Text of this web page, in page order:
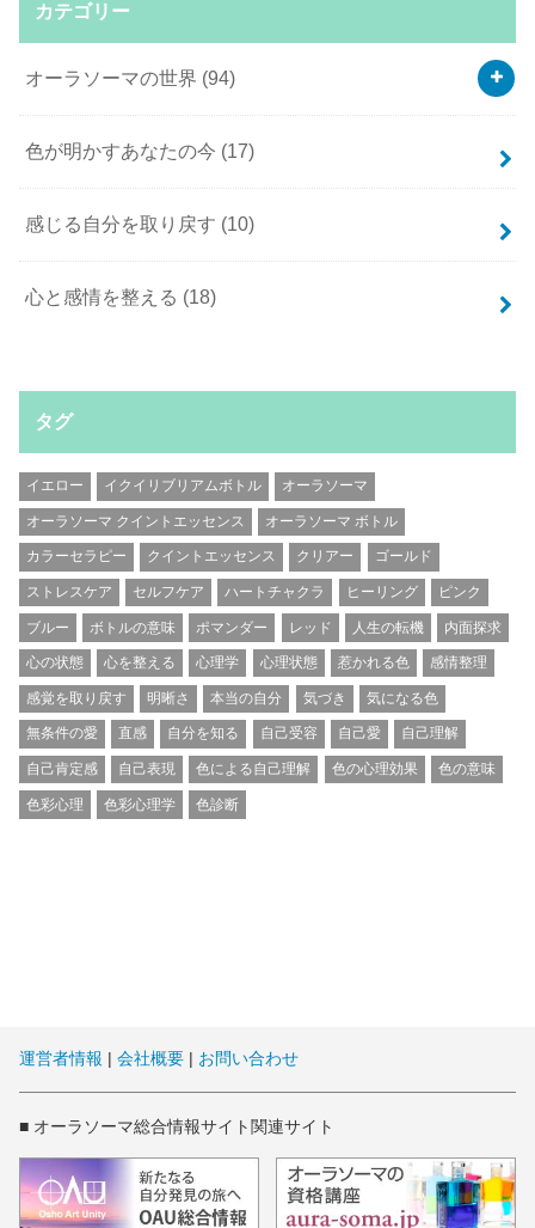
カテゴリー
オーラソーマの世界 (94)
色が明かすあなたの今 (17)
感じる自分を取り戻す (10)
心と感情を整える (18)
タグ
イエロー イクイリブリアムボトル オーラソーマ
オーラソーマ クイントエッセンス オーラソーマ ボトル
カラーセラピー クイントエッセンス クリアー ゴールド
ストレスケア セルフケア ハートチャクラ ヒーリング ピンク
ブルー ボトルの意味 ポマンダー レッド 人生の転機 内面探求
心の状態 心を整える 心理学 心理状態 惹かれる色 感情整理
感覚を取り戻す 明晰さ 本当の自分 気づき 気になる色
無条件の愛 直感 自分を知る 自己受容 自己愛 自己理解
自己肯定感 自己表現 色による自己理解 色の心理効果 色の意味
色彩心理 色彩心理学 色診断
運営者情報 | 会社概要 | お問い合わせ
■ オーラソーマ総合情報サイト関連サイト